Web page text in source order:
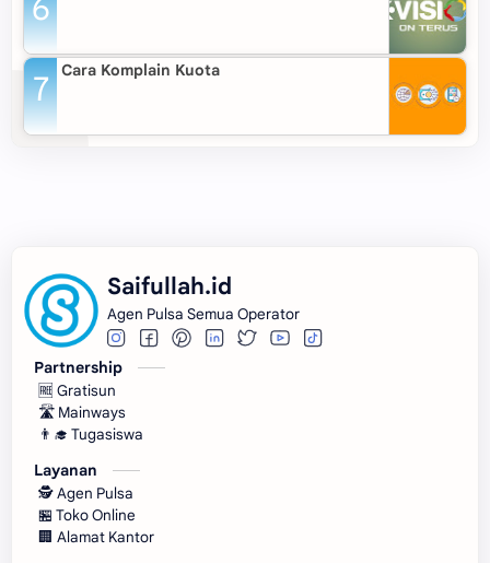
Cara Komplain Kuota
Saifullah.id
Agen Pulsa Semua Operator
Partnership
🆓 Gratisun
🛣️ Mainways
👨‍🎓 Tugasiswa
Layanan
🕵 Agen Pulsa
🏪 Toko Online
🏢 Alamat Kantor